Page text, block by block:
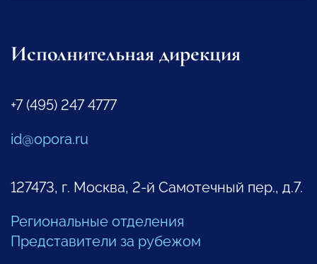
Исполнительная дирекция
+7 (495) 247 4777
id@opora.ru
127473, г. Москва, 2-й Самотечный пер., д.7.
Региональные отделения
Представители за рубежом